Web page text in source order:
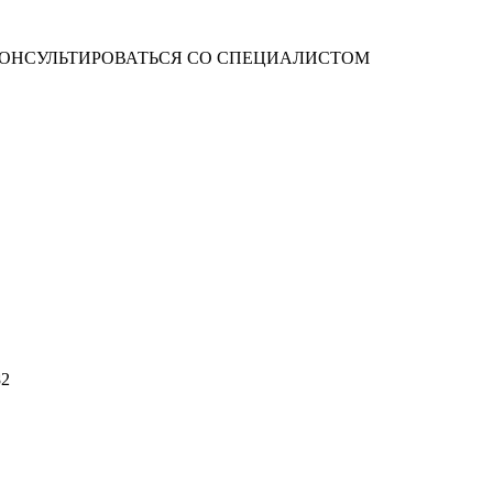
СО СПЕЦИАЛИСТОМ